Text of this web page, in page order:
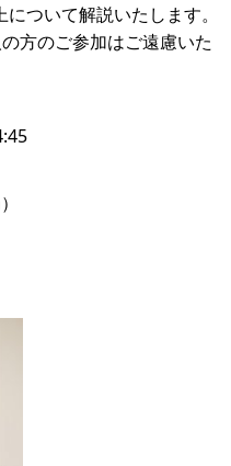
ついて解説いたします。
方のご参加はご遠慮いた